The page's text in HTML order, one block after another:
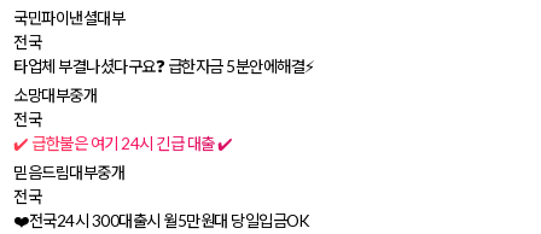
국민파이낸셜대부
전국
타업체 부결나셨다구요❓ 급한자금 5분안에해결⚡
소망대부중개
전국
✔️ 급한불은 여기 24시 긴급 대출 ✔️
믿음드림대부중개
전국
❤️전국24시 300대출시 월5만원대 당일입금OK